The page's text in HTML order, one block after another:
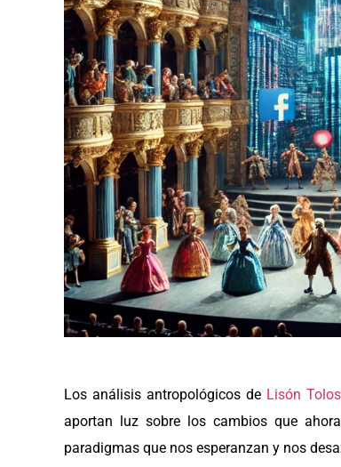
Los análisis antropológicos de Lisón
aportan luz sobre los cambios que
paradigmas que nos esperanzan y nos